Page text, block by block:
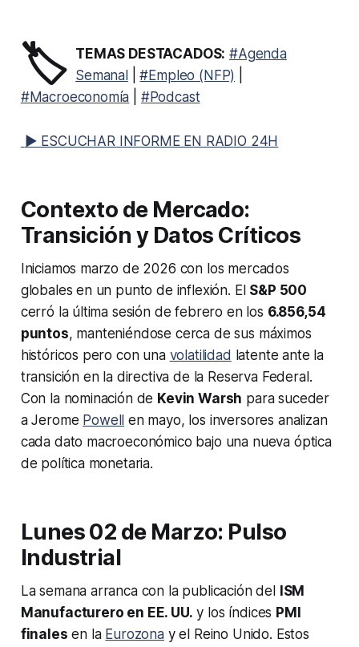
🏷️ TEMAS DESTACADOS: #Agenda
Semanal
|#Empleo (NFP)
#Macroeconomía
#Podcast
▶ ESCUCHAR INFORME EN RADIO 24H
Contexto de Mercado:
Transición y Datos Críticos
Iniciamos marzo de 2026 con los mercados
globales en un punto de inflexión. El S&P 500
cerró la última sesión de febrero en los 6.856,54
puntos, manteniéndose cerca de sus máximos
históricos pero con una volatilidad latente ante la
transición en la directiva de la Reserva Federal.
Con la nominación de Kevin Warsh para suceder
a Jerome Powell
en mayo, los inversores analizan
cada dato macroeconómico bajo una nueva óptica
de política monetaria.
Lunes 02 de Marzo: Pulso
Industrial
La semana arranca con la publicación del
ISM
Manufacturero en EE. UU. y los índices PMI
finales en la Eurozonay el Reino Unido. Estos